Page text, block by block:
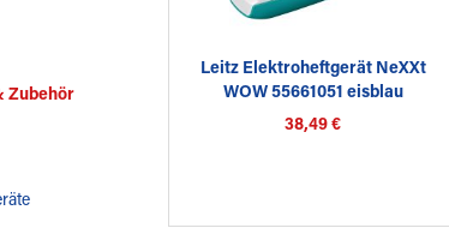
Zubehör
Leitz Elektroheftgerät NeXXt
WOW 55661051 eisblau
38,49 €